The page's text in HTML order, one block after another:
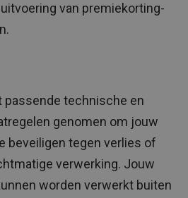
van premiekorting-
passende technische en
genomen om jouw
beveiligen tegen verlies of
verwerking. Jouw
worden verwerkt buiten